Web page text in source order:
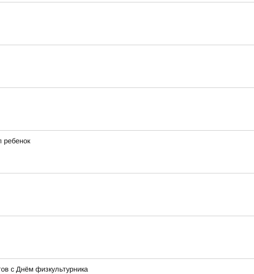
ребенок
с Днём физкультурника